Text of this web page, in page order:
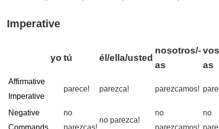
Imperative
yo tú él/ella/usted
nosotros/-
as
as
Affirmative
Imperative
parece! parezca! parezcamos!
Negative
no
no parezca!
no
no